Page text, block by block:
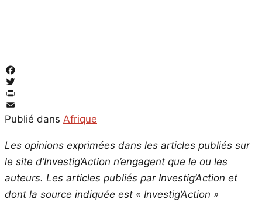
Facebook
Twitter
PrintFriendly
Email
Publié dans Afrique
Les opinions exprimées dans les articles publiés sur
le site d’Investig’Action n’engagent que le ou les
auteurs. Les articles publiés par Investig’Action et
dont la source indiquée est « Investig’Action »